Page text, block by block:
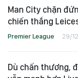
Man City chặn
chiến thắng
Premier League 29/
Dù chấn thương,